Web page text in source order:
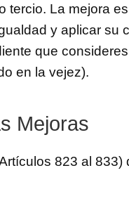
tercio. La mejora
y aplicar su
que
en la vejez).
Mejoras
823 al 833)